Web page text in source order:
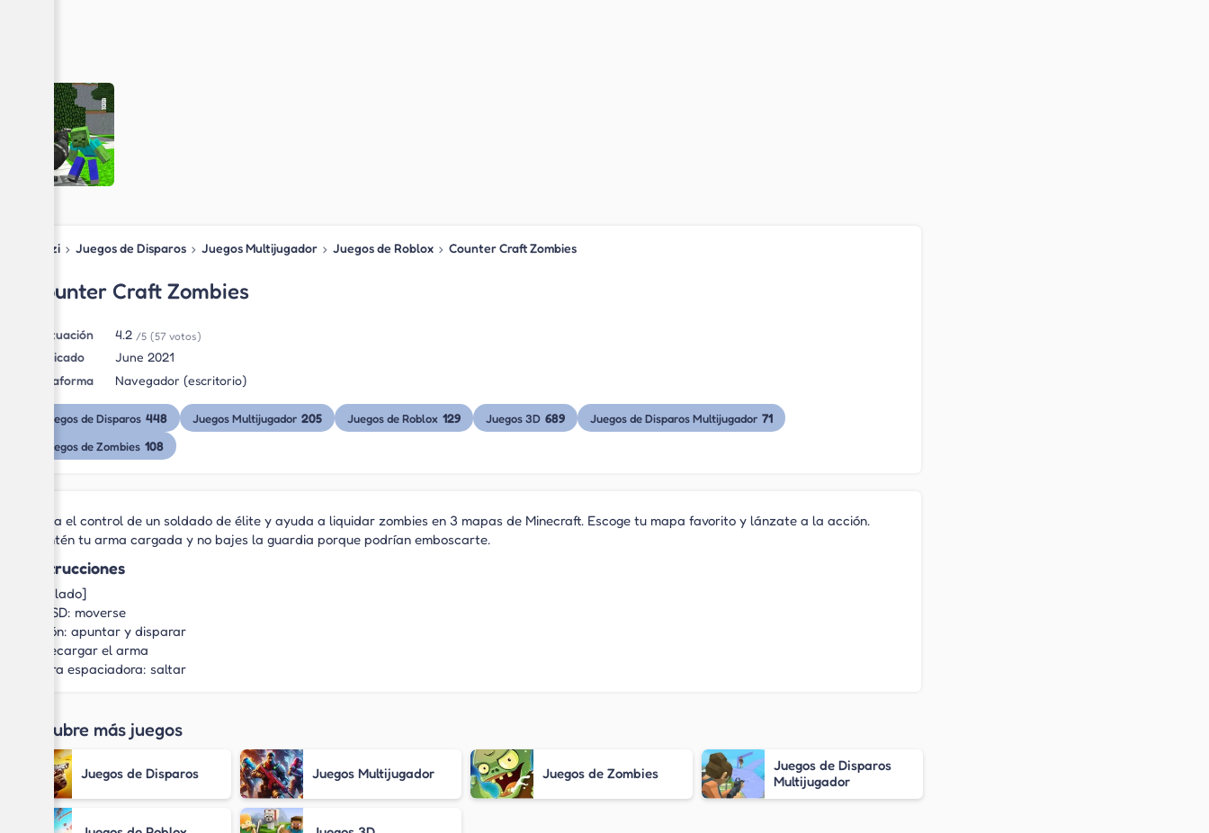
Blipzi › Juegos de Disparos › Juegos Multijugador › Juegos de Roblox › Counter Craft Zombies
Counter Craft Zombies
Puntuación 4.2 /5 (57 votos)
Publicado
June 2021
Plataforma
Navegador (escritorio)
Juegos de Disparos 448 Juegos Multijugador 205 Juegos de Roblox 129 Juegos 3D 689 Juegos de Disparos Multijugador 71
Juegos de Zombies 108
Toma el control de un soldado de élite y ayuda a liquidar zombies en 3 mapas de Minecraft. Escoge tu mapa favorito y lánzate a la acción.
Mantén tu arma cargada y no bajes la guardia porque podrían emboscarte.
Instrucciones
[Teclado]
WASD: moverse
Ratón: apuntar y disparar
R: recargar el arma
Barra espaciadora: saltar
Descubre más juegos
Juegos de Disparos Juegos Multijugador Juegos de Zombies
Juegos de Disparos
Multijugador